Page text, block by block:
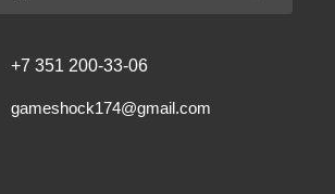
+7 351 200-33-06
gameshock174@gmail.com